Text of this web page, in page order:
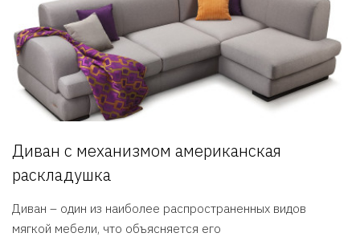
Диван с механизмом американская
раскладушка
Диван – один из наиболее распространенных видов
мягкой мебели, что объясняется его